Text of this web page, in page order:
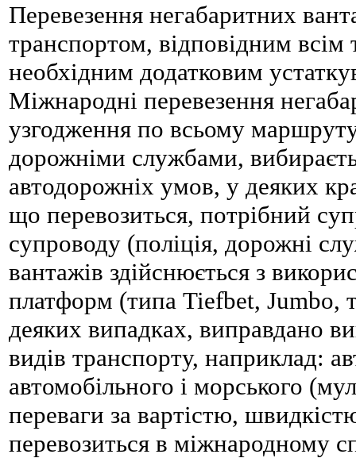
Перевезення негабаритних
транспортом, відповідним
необхідним додатковим
Міжнародні перевезення
узгодження по всьому
дорожніми службами,
автодорожніх умов, у деяких
що перевозиться, потрібний
супроводу (поліція, дорожні
вантажів здійснюється з
платформ (типа Tiefbet, Jumbo,
деяких випадках, виправдано
видів транспорту, наприклад:
автомобільного і морського
переваги за вартістю,
перевозиться в міжнародному